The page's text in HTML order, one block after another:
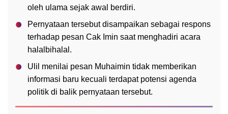
oleh ulama sejak awal berdiri.
Pernyataan tersebut disampaikan sebagai respons
terhadap pesan Cak Imin saat menghadiri acara
halalbihalal.
Ulil menilai pesan Muhaimin tidak memberikan
informasi baru kecuali terdapat potensi agenda
politik di balik pernyataan tersebut.